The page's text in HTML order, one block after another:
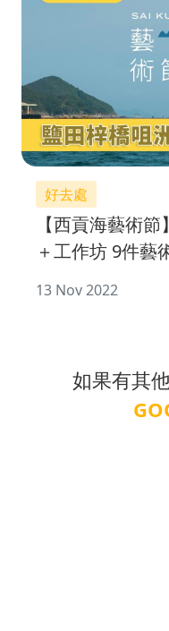
好去處
【西貢海藝術
＋工作坊 9件藝
13 Nov 2022
如果有其